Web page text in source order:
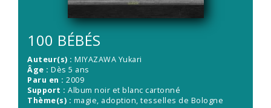
100 BÉBÉS
Auteur(s) : MIYAZAWA Yukari
Âge : Dès 5 ans
Paru en : 2009
Support : Album noir et blanc cartonné
Thème(s) : magie, adoption, tesselles de Bologne